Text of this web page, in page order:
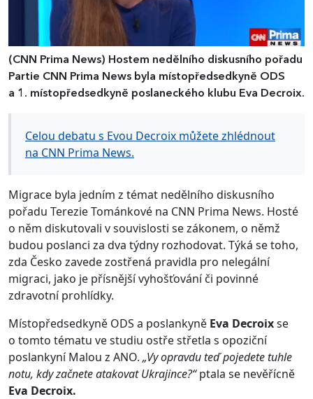
(CNN Prima News) Hostem nedělního diskusního pořadu
Partie CNN Prima News byla místopředsedkyně ODS
a 1. místopředsedkyně poslaneckého klubu Eva Decroix.
Celou debatu s Evou Decroix můžete zhlédnout
na CNN Prima News.
Migrace byla jedním z témat nedělního diskusního
pořadu Terezie Tománkové na CNN Prima News. Hosté
o něm diskutovali v souvislosti se zákonem, o němž
budou poslanci za dva týdny rozhodovat. Týká se toho,
zda Česko zavede zostřená pravidla pro nelegální
migraci, jako je přísnější vyhošťování či povinné
zdravotní prohlídky.
Místopředsedkyně ODS a poslankyně Eva Decroixse
o tomto tématu ve studiu ostře střetla s opoziční
poslankyní Malou z ANO. „Vy opravdu teď pojedete tuhle
notu, kdy začnete atakovat Ukrajince?“ptala se nevěřícně
Eva Decroix.